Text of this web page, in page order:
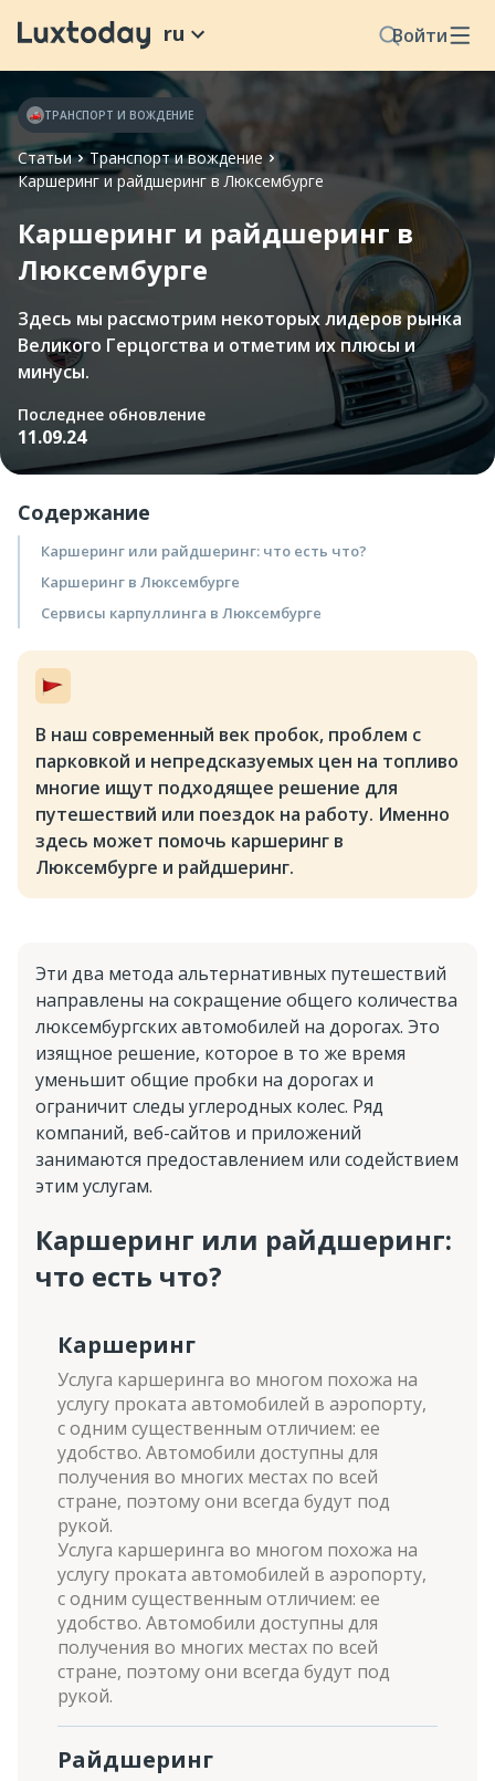
Войти
ru
Статьи
Транспорт и вождение
Каршеринг и райдшеринг в Люксембурге
ТРАНСПОРТ И ВОЖДЕНИЕ
Каршеринг и райдшеринг в
Люксембурге
Здесь мы рассмотрим некоторых лидеров рынка
Великого Герцогства и отметим их плюсы и
минусы.
Последнее обновление
11.09.24
Содержание
Каршеринг или райдшеринг: что есть что?
Каршеринг в Люксембурге
Сервисы карпуллинга в Люксембурге
В наш современный век пробок, проблем с
парковкой и непредсказуемых цен на топливо
многие ищут подходящее решение для
путешествий или поездок на работу. Именно
здесь может помочь каршеринг в
Люксембурге и райдшеринг.
Эти два метода альтернативных путешествий
направлены на сокращение общего количества
люксембургских автомобилей на дорогах. Это
изящное решение, которое в то же время
уменьшит общие пробки на дорогах и
ограничит следы углеродных колес. Ряд
компаний, веб-сайтов и приложений
занимаются предоставлением или содействием
этим услугам.
Каршеринг или райдшеринг:
что есть что?
Каршеринг
Услуга каршеринга во многом похожа на
услугу проката автомобилей в аэропорту,
с одним существенным отличием: ее
удобство. Автомобили доступны для
получения во многих местах по всей
стране, поэтому они всегда будут под
рукой.
Услуга каршеринга во многом похожа на
услугу проката автомобилей в аэропорту,
с одним существенным отличием: ее
удобство. Автомобили доступны для
получения во многих местах по всей
стране, поэтому они всегда будут под
рукой.
Райдшеринг